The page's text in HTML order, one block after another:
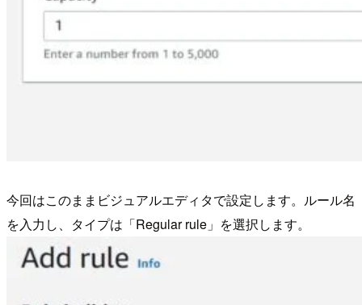
今回はこのままビジュアルエディタで設定します。ルール名
を入力し、タイプは「Regular rule」を選択します。